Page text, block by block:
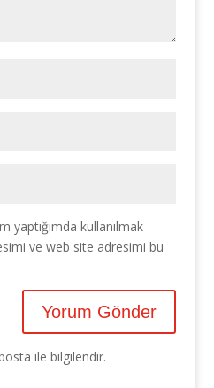
yaptığımda kullanılmak
ve web site adresimi bu
ile bilgilendir.